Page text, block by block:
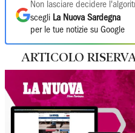
Non lasciare decidere
scegli La Nuova Sardegna
per le tue notizie su Google
ARTICOLO